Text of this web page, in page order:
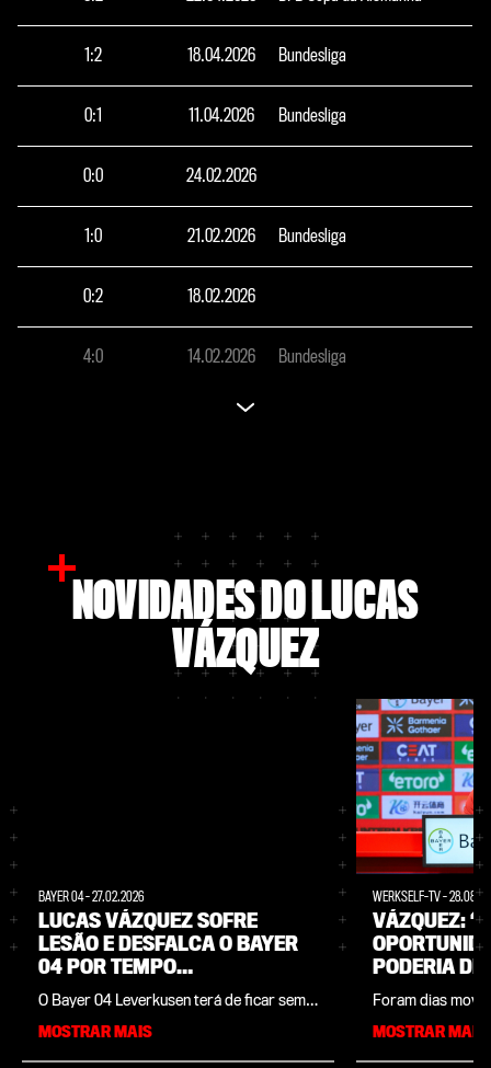
1:2 18.04.2026 Bundesliga
0:1 11.04.2026 Bundesliga
0:0 24.02.2026
1:0 21.02.2026 Bundesliga
0:2 18.02.2026
4:0 14.02.2026 Bundesliga
NOVIDADES DO LUCAS
VÁZQUEZ
BAYER 04-27.02.2026
LUCAS VÁZQUEZ SOFRE
LESÃO E DESFALCA O BAYER
04 POR TEMPO
INDETERMINADO
O Bayer 04 Leverkusen terá de ficar sem o
indeterminado. O experiente ala sofreu
MOSTRAR MAIS
WERKSELF-TV-
VÁZQUEZ:
PODERIA
Foram dias
sua chegada a
MOSTRAR MAIS